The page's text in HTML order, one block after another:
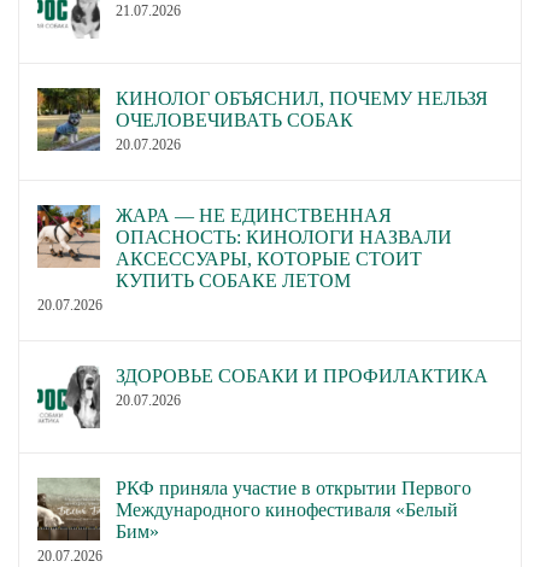
21.07.2026
КИНОЛОГ ОБЪЯСНИЛ, ПОЧЕМУ НЕЛЬЗЯ
ОЧЕЛОВЕЧИВАТЬ СОБАК
20.07.2026
ЖАРА — НЕ ЕДИНСТВЕННАЯ
ОПАСНОСТЬ: КИНОЛОГИ НАЗВАЛИ
АКСЕССУАРЫ, КОТОРЫЕ СТОИТ
КУПИТЬ СОБАКЕ ЛЕТОМ
20.07.2026
ЗДОРОВЬЕ СОБАКИ И ПРОФИЛАКТИКА
20.07.2026
РКФ приняла участие в открытии Первого
Международного кинофестиваля «Белый
Бим»
20.07.2026